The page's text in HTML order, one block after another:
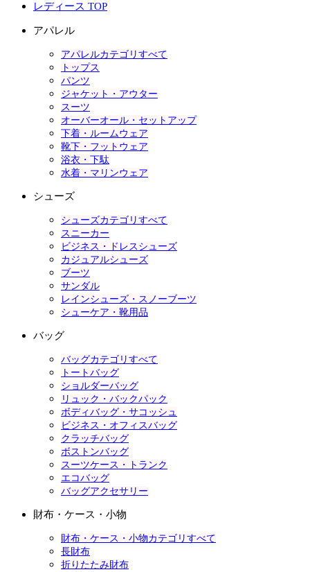
レディース TOP
アパレル
アパレルカテゴリすべて
トップス
パンツ
ジャケット・アウター
スーツ
オーバーオール・セットアップ
下着・ルームウェア
靴下・フットウェア
浴衣・下駄
水着・マリンウェア
シューズ
シューズカテゴリすべて
スニーカー
ビジネス・ドレスシューズ
カジュアルシューズ
ブーツ
サンダル
レインシューズ・スノーブーツ
シューケア・靴用品
バッグ
バッグカテゴリすべて
トートバッグ
ショルダーバッグ
リュック・バックパック
ボディバッグ・サコッシュ
ビジネス・オフィスバッグ
クラッチバッグ
ボストンバッグ
スーツケース・トランク
エコバッグ
バッグアクセサリー
財布・ケース・小物
財布・ケース・小物カテゴリすべて
長財布
折りたたみ財布